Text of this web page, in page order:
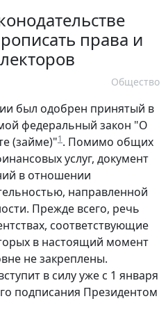
права и
Общество
был одобрен принятый в
федеральный закон "О
(займе)"1. Помимо общих
услуг, документ
в отношении
направленной
Прежде всего, речь
соответствующие
в настоящий момент
не закреплены.
в силу уже с 1 января
подписания Президентом